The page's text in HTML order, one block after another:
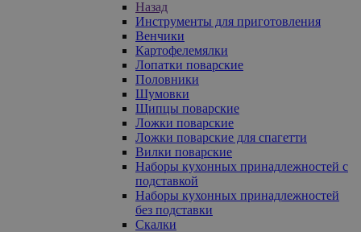
Назад
Инструменты для приготовления
Венчики
Картофелемялки
Лопатки поварские
Половники
Шумовки
Щипцы поварские
Ложки поварские
Ложки поварские для спагетти
Вилки поварские
Наборы кухонных принадлежностей с
подставкой
Наборы кухонных принадлежностей
без подставки
Скалки